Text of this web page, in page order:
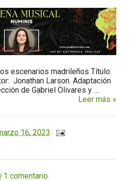
escenarios madrileños Título:
Jonathan Larson. Adaptación
de Gabriel Olivares y …
Leer más »
16, 2023
1 comentario.